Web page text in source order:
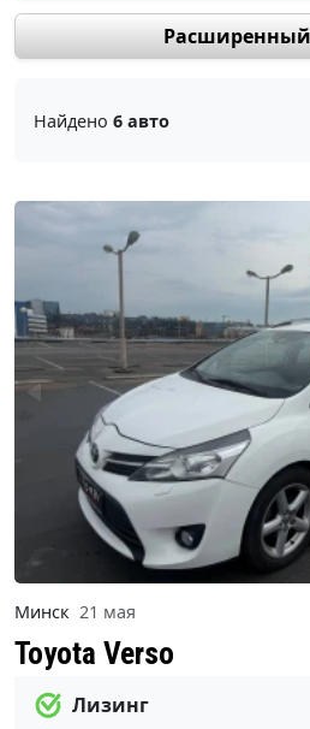
Найдено 6 авто
Минск 21 мая
Toyota Verso
Лизинг